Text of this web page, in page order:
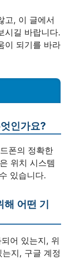
고, 이 글에서
시길 바랍니다.
이 되기를 바라
인가요?
폰의 정확한
위치 시스템
있습니다.
해 어떤 기
어 있는지, 위
지, 구글 계정